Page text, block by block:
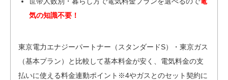
気の知識不要！
東京電力エナジーパートナー（スタンダードS）・東京ガス
（基本プラン）と比較して基本料金が安く、電気料金の支
払いに使える料金連動ポイント※4やガスとのセット契約に